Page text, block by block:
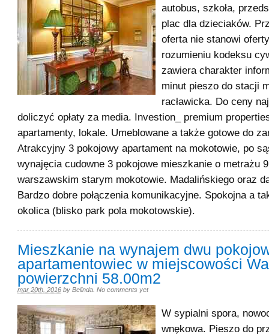
autobus, szkoła,
plac dla dzieciaków.
oferta nie stanowi
rozumieniu kodeksu
zawiera charakter
minut pieszo do stacji
racławicka. Do ceny
doliczyć opłaty za media. Investion_ premium
apartamenty, lokale. Umeblowane a także gotowe do
Atrakcyjny 3 pokojowy apartament na mokotowie, po
wynajęcia cudowne 3 pokojowe mieszkanie o metrażu
warszawskim starym mokotowie. Madalińskiego oraz
Bardzo dobre połączenia komunikacyjne. Spokojna a
okolica (blisko park pola mokotowskie).
Mieszkanie na wynajem dwu
apartamentowiec w miejscowości
powierzchni 58.00m2
mar 20th, 2016 by Belinda No comments yet
W sypialni spora,
wnękowa. Pieszo do